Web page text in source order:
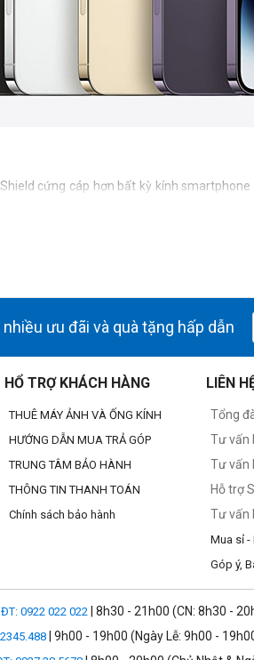
cứng cáp hơn bất kỳ kính
nhiều ưu đãi và quà tặng hấp dẫn
HỔ TRỢ KHÁCH HÀNG
THUÊ MÁY ẢNH VÀ ỐNG KÍNH
HƯỚNG DẪN MUA TRẢ GÓP
TRUNG TÂM BẢO HÀNH
THÔNG TIN THANH TOÁN
Chính sách bảo hành
LIÊN
Tổng
Tư vấn
Tư vấn
Hỗ trợ
Tư vấn
Mua sỉ -
Góp ý,
0922 022 022 | 8h30 - 21h00 (CN: 8h30 -
| 9h00 - 19h00 (Ngày Lễ: 9h00 -